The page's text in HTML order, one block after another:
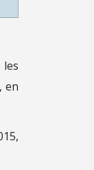
les
en